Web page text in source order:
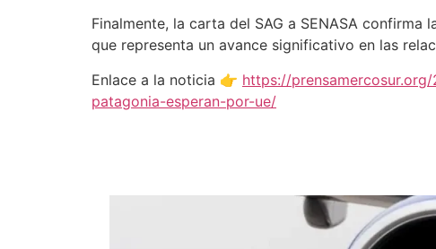
Finalmente, la carta del SAG a SENASA
que representa un avance significativo en las
Enlace a la noticia 👉 https://
patagonia-esperan-por-ue/